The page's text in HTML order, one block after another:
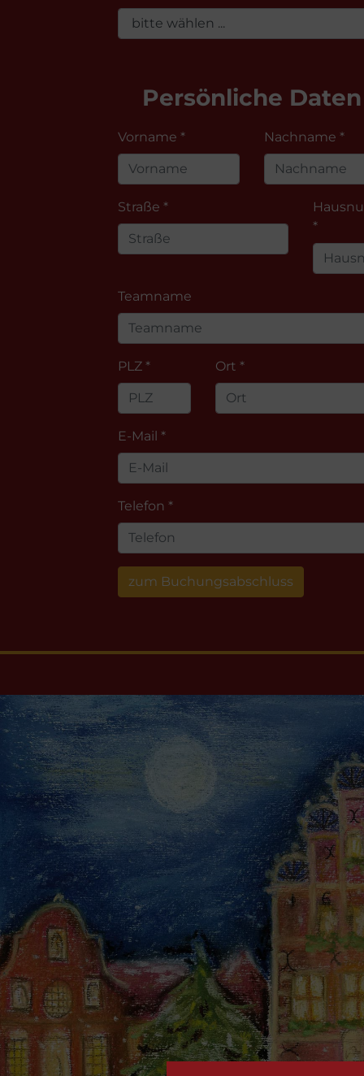
Persönliche Daten
Vorname * Nachname *
Straße *
*
Teamname
PLZ * Ort *
E-Mail *
Telefon *
zum Buchungsabschluss